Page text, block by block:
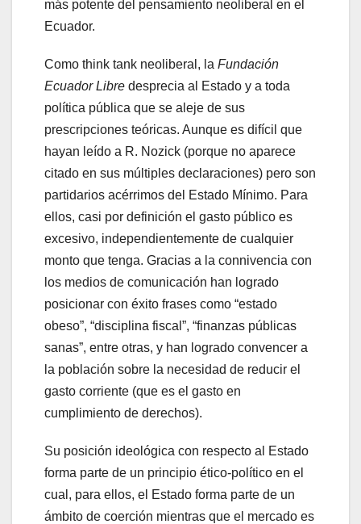
más potente del pensamiento neoliberal en el
Ecuador.
Como think tank neoliberal, la Fundación
Ecuador Libre desprecia al Estado y a toda
política pública que se aleje de sus
prescripciones teóricas. Aunque es difícil que
hayan leído a R. Nozick (porque no aparece
citado en sus múltiples declaraciones) pero son
partidarios acérrimos del Estado Mínimo. Para
ellos, casi por definición el gasto público es
excesivo, independientemente de cualquier
monto que tenga. Gracias a la connivencia con
los medios de comunicación han logrado
posicionar con éxito frases como “estado
obeso”, “disciplina fiscal”, “finanzas públicas
sanas”, entre otras, y han logrado convencer a
la población sobre la necesidad de reducir el
gasto corriente (que es el gasto en
cumplimiento de derechos).
Su posición ideológica con respecto al Estado
forma parte de un principio ético-político en el
cual, para ellos, el Estado forma parte de un
ámbito de coerción mientras que el mercado es